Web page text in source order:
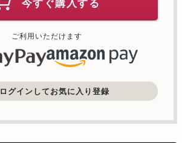
今すぐ購入する
ご利用いただけます
ログインしてお気に入り登録